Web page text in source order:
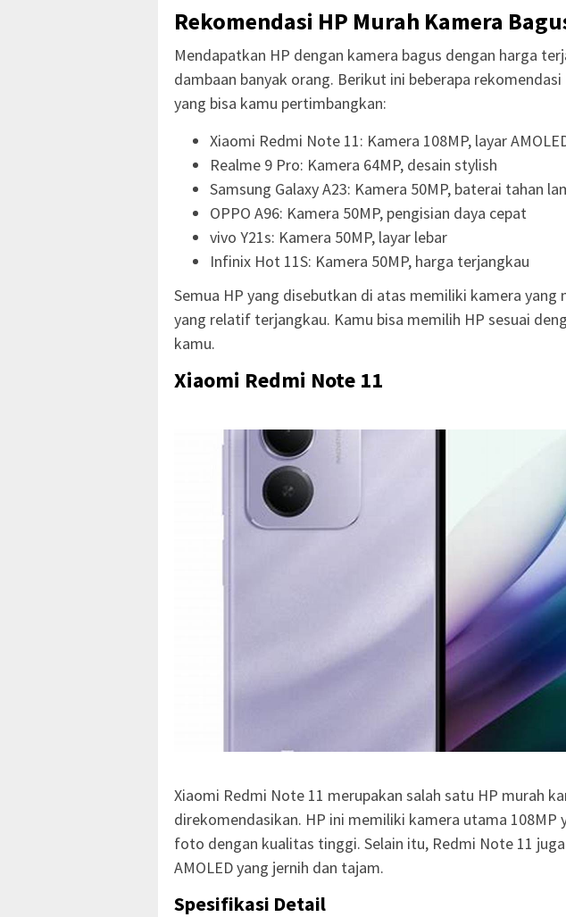
Rekomendasi HP Murah Kamera
Mendapatkan HP dengan kamera bagus dengan harga
dambaan banyak orang. Berikut ini beberapa
yang bisa kamu pertimbangkan:
Xiaomi Redmi Note 11: Kamera 108MP, layar
Realme 9 Pro: Kamera 64MP, desain stylish
Samsung Galaxy A23: Kamera 50MP, baterai tahan
OPPO A96: Kamera 50MP, pengisian daya cepat
vivo Y21s: Kamera 50MP, layar lebar
Infinix Hot 11S: Kamera 50MP, harga terjangkau
Semua HP yang disebutkan di atas memiliki kamera yang
yang relatif terjangkau. Kamu bisa memilih HP sesuai
kamu.
Xiaomi Redmi Note 11
Xiaomi Redmi Note 11 merupakan salah satu HP murah
direkomendasikan. HP ini memiliki kamera utama 108MP
foto dengan kualitas tinggi. Selain itu, Redmi Note 11
AMOLED yang jernih dan tajam.
Spesifikasi Detail